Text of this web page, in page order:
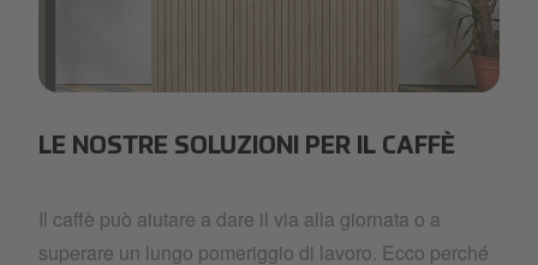
LE NOSTRE SOLUZIONI PER IL CAFFÈ
Il caffè può aiutare a dare il via alla giornata o a
superare un lungo pomeriggio di lavoro. Ecco perché